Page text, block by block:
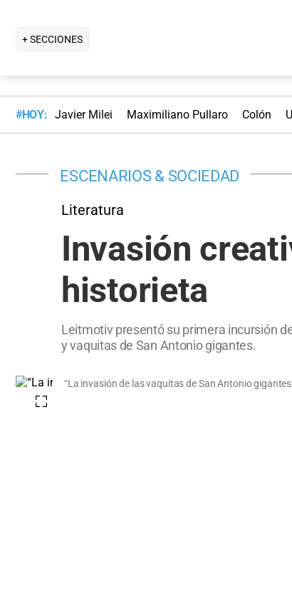
+ SECCIONES
#HOY: Javier Milei Maximiliano Pullaro Colón
ESCENARIOS & SOCIEDAD
Literatura
Invasión
historieta
Leitmotiv presentó su primera incursión
y vaquitas de San Antonio gigantes.
“La invasión de las vaquitas de San Antonio